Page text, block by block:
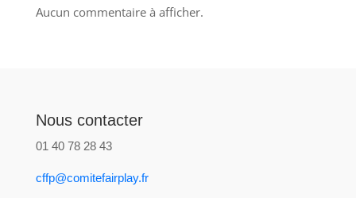
Aucun commentaire à afficher.
Nous contacter
01 40 78 28 43
cffp@comitefairplay.fr